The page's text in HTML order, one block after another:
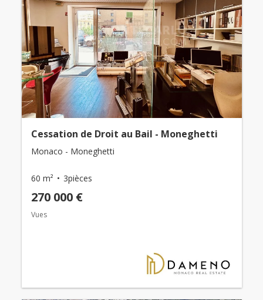
Cessation de Droit au Bail - Moneghetti
Monaco - Moneghetti
60 m² 3pièces
270 000 €
Vues